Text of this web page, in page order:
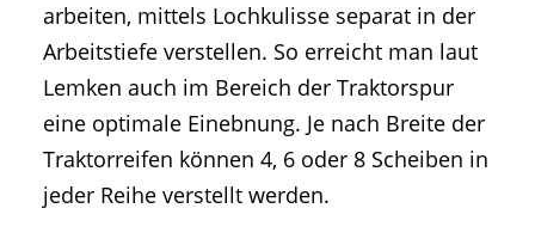
arbeiten, mittels Lochkulisse separat in der
Arbeitstiefe verstellen. So erreicht man laut
Lemken auch im Bereich der Traktorspur
eine optimale Einebnung. Je nach Breite der
Traktorreifen können 4, 6 oder 8 Scheiben in
jeder Reihe verstellt werden.